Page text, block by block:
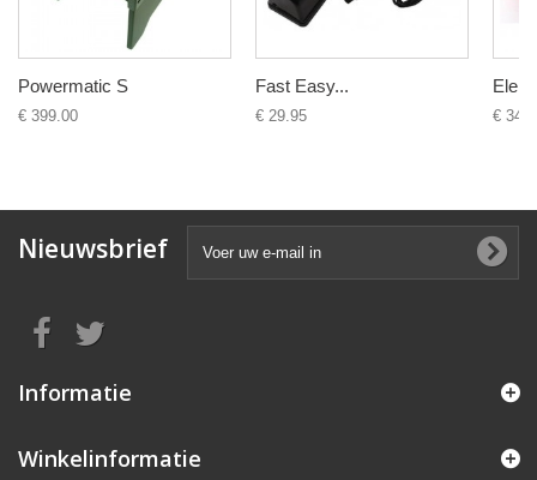
Powermatic S
€ 399.00
Fast Easy...
€ 29.95 €
Nieuwsbrief
Informatie
Winkelinformatie